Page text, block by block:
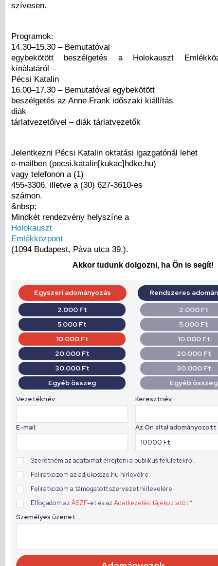
szívesen.
Programok:
14.30–15.30 – Bemutatóval
egybekötött beszélgetés a Holokauszt
kínálatáról –
Pécsi Katalin
16.00–17.30 – Bemutatóval egybekötött
beszélgetés az Anne Frank időszaki kiállítás
diák
tárlatvezetőivel – diák tárlatvezetők
Jelentkezni Pécsi Katalin oktatási igazgatónál lehet
e-mailben (pecsi.katalin[kukac]hdke.hu)
vagy telefonon a (1)
455-3306, illetve a (30) 627-3610-es
számon.
&nbsp;
Mindkét rendezvény helyszíne a
Holokauszt
Emlékközpont
(1094 Budapest, Páva utca 39.).
Akkor tudunk dolgozni, ha Ön is segít!